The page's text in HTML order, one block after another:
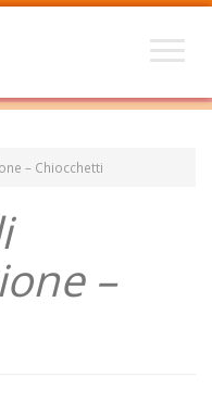
– Chiocchetti
–